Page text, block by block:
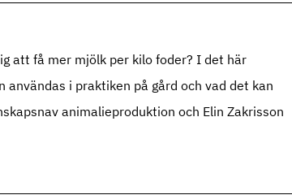
att få mer mjölk per kilo foder? I det här
i praktiken på gård och vad det kan
animalieproduktion och Elin Zakrisson